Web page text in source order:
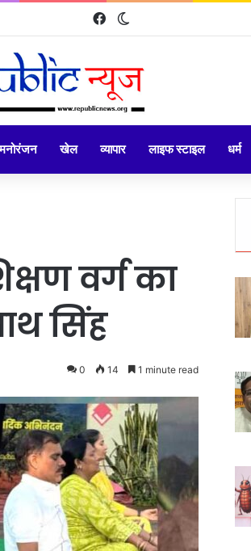
Facebook
मनोरंजन खेल व्यापार लाइफ स्टाइल धर्म
वर्ग का
सिंह
0 14 1 minute read